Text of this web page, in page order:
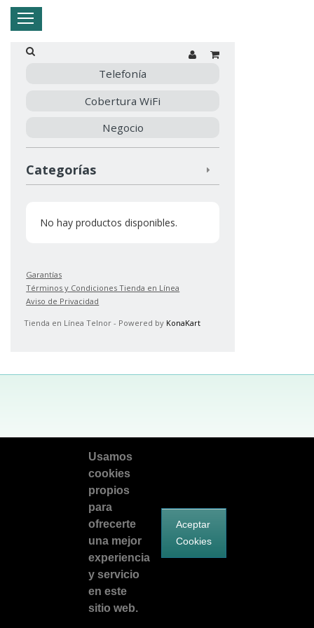
Hogar
Telefonía
Cobertura WiFi
Negocio
Categorías
No hay productos disponibles.
Garantías
Términos y Condiciones Tienda en Línea
Aviso de Privacidad
Tienda en Línea Telnor - Powered by KonaKart
Todos los derechos reservados.
Usamos
cookies
propios
para
ofrecerte
una mejor
experiencia
y servicio
en este
sitio web.
Aceptar
Cookies